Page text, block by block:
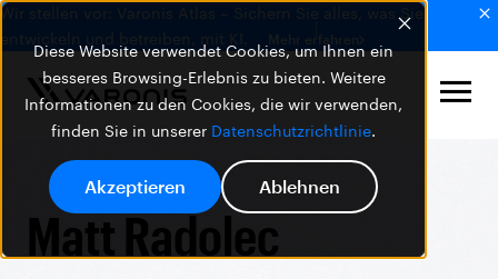
Diese Website verwendet Cookies, um Ihnen ein
besseres Browsing-Erlebnis zu bieten. Weitere
Informationen zu den Cookies, die wir verwenden,
finden Sie in unserer Datenschutzrichtlinie.
Akzeptieren Ablehnen
Wir stellen vor: Varonis Atlas – Sichern Sie alles, was Sie
entwickeln und betreiben, mit KI.
Mehr erfahren
Matt Radolec